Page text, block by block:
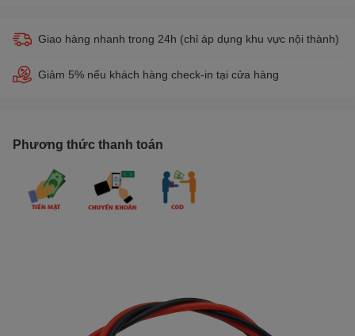
Giao hàng nhanh trong 24h (chỉ áp dụng khu vực nội thành)
Giảm 5% nếu khách hàng check-in tại cửa hàng
Phương thức thanh toán